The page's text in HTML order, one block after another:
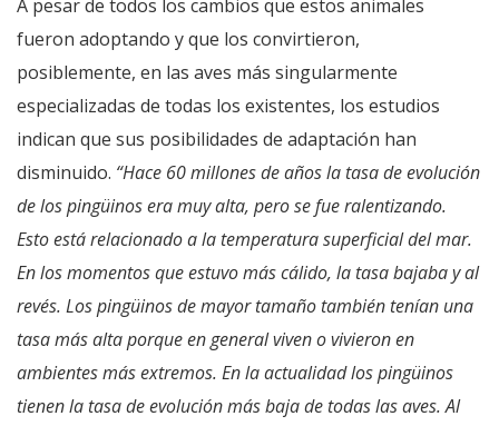
A pesar de todos los cambios que estos animales
fueron adoptando y que los convirtieron,
posiblemente, en las aves más singularmente
especializadas de todas los existentes, los estudios
indican que sus posibilidades de adaptación han
disminuido. “Hace 60 millones de años la tasa de evolución
de los pingüinos era muy alta, pero se fue ralentizando.
Esto está relacionado a la temperatura superficial del mar.
En los momentos que estuvo más cálido, la tasa bajaba y al
revés. Los pingüinos de mayor tamaño también tenían una
tasa más alta porque en general viven o vivieron en
ambientes más extremos. En la actualidad los pingüinos
tienen la tasa de evolución más baja de todas las aves. Al